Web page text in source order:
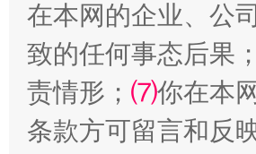
全民健身五年计划来了！等你上场
在本网的企业、公
致的任何事态后果；
责情形； ⑺你在本
条款方可留言和反